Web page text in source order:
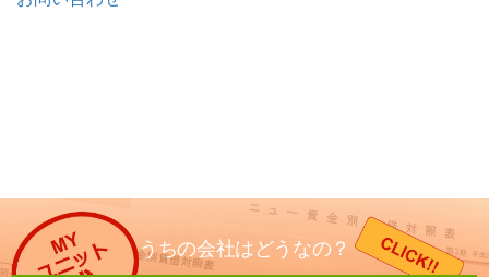
うちの会社はどうなの？